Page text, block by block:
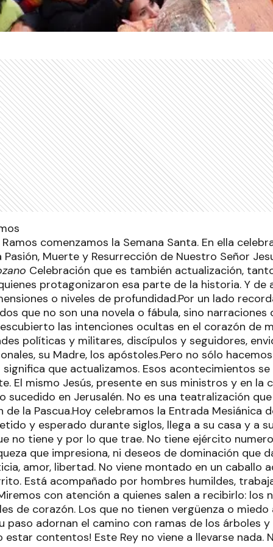
comenzamos la Semana Santa. En ella
Pasión, Muerte y Resurrección de Nuestro Señor
Celebración que es también actualización,
protagonizaron esa parte de la historia. Y de
o niveles de profundidad.Por un lado
que no son una novela o fábula, sino
las intenciones ocultas en el corazón de
políticas y militares, discípulos y seguidores,
su Madre, los apóstoles.Pero no sólo
que actualizamos. Esos acontecimientos
El mismo Jesús, presente en sus ministros y en la
sucedido en Jerusalén. No es una teatralización
la Pascua.Hoy celebramos la Entrada Mesiánica
y esperado durante siglos, llega a su casa y a
no tiene y por lo que trae. No tiene ejército
que impresiona, ni deseos de dominación que
amor, libertad. No viene montado en un caballo
Está acompañado por hombres humildes,
con atención a quienes salen a recibirlo: los
de corazón. Los que no tienen vergüenza o miedo
paso adornan el camino con ramas de los árboles
estar contentos! Este Rey no viene a llevarse nada.